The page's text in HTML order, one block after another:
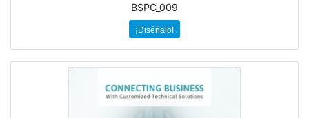
BSPC_009
¡Diséñalo!